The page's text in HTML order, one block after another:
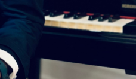
Gregory
Concert